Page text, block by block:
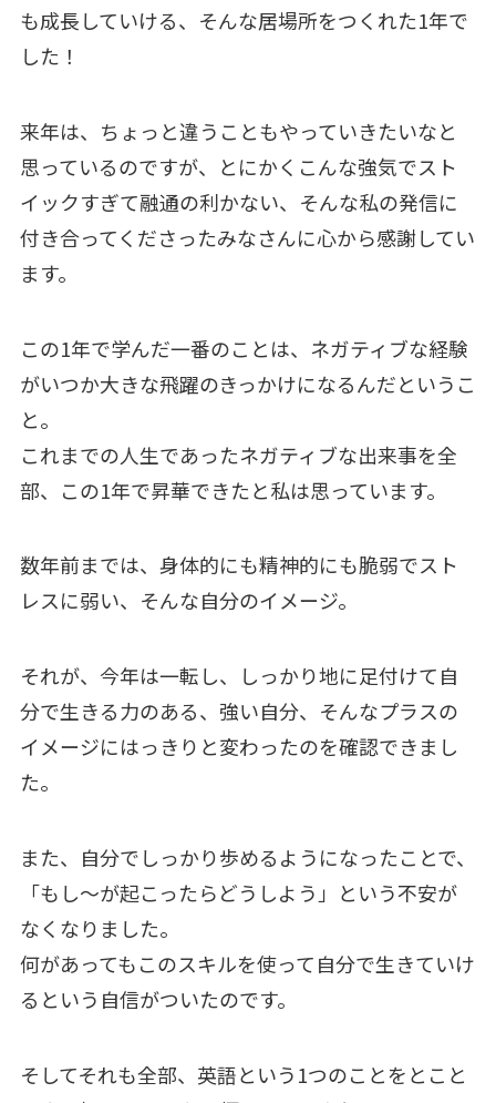
も成長していける、そんな居場所をつくれた1年で
した！
来年は、ちょっと違うこともやっていきたいなと
思っているのですが、とにかくこんな強気でスト
イックすぎて融通の利かない、そんな私の発信に
付き合ってくださったみなさんに心から感謝してい
ます。
この1年で学んだ一番のことは、ネガティブな経験
がいつか大きな飛躍のきっかけになるんだというこ
と。
これまでの人生であったネガティブな出来事を全
部、この1年で昇華できたと私は思っています。
数年前までは、身体的にも精神的にも脆弱でスト
レスに弱い、そんな自分のイメージ。
それが、今年は一転し、しっかり地に足付けて自
分で生きる力のある、強い自分、そんなプラスの
イメージにはっきりと変わったのを確認できまし
た。
また、自分でしっかり歩めるようになったことで、
「もし～が起こったらどうしよう」という不安が
なくなりました。
何があってもこのスキルを使って自分で生きていけ
るという自信がついたのです。
そしてそれも全部、英語という1つのことをとこと